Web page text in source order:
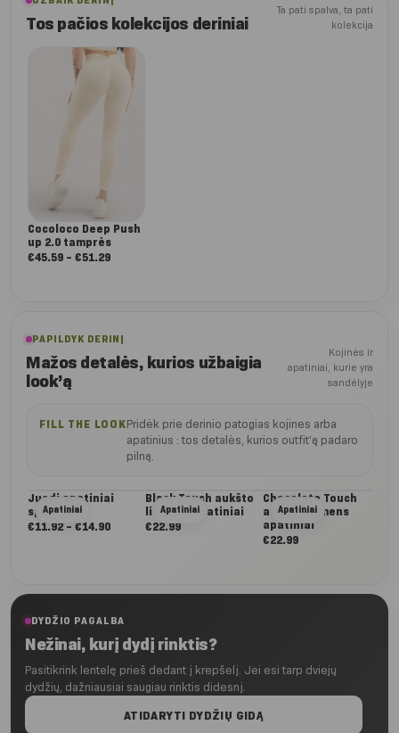
Tos pačios kolekcijos deriniai
Ta pati spalva, ta pati
kolekcija
Cocoloco Deep Push
up 2.0 tamprės
€45.59 – €51.29Nuo:
PAPILDYK DERINĮ
Mažos detalės, kurios užbaigia
look’ą
Kojinės ir
apatiniai, kurie yra
sandėlyje
FILL THE LOOKPridėk prie derinio patogias kojines arba
apatinius : tos detalės, kurios outfit’ą padaro
pilną.
Apatiniai
Juodi apatiniai
sportui
€11.92 – €14.90Nuo:
Apatiniai
Black Touch aukšto
liemens apatiniai
€22.99
Apatiniai
Chocolate Touch
aukšto liemens
apatiniai
€22.99
DYDŽIO PAGALBA
Nežinai, kurį dydį rinktis?
Pasitikrink lentelę prieš dedant į krepšelį. Jei esi tarp dviejų
dydžių, dažniausiai saugiau rinktis didesnį.
ATIDARYTI DYDŽIŲ GIDĄ